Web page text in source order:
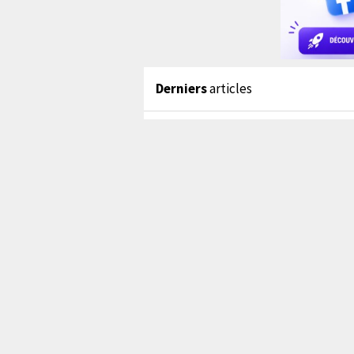
Derniersarticles